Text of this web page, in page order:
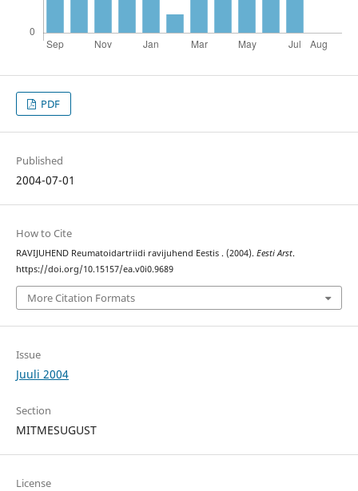
PDF
Published
2004-07-01
How to Cite
RAVIJUHEND Reumatoidartriidi ravijuhend Eestis . (2004). Eesti Arst.
https://doi.org/10.15157/ea.v0i0.9689
More Citation Formats
Issue
Juuli 2004
Section
MITMESUGUST
License